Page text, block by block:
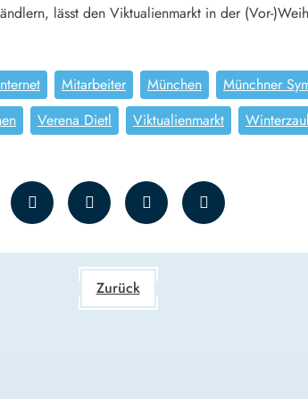
lässt den Viktualienmarkt in der (Vor-
Mitarbeiter München Münchner
Verena Dietl Viktualienmarkt
Zurück